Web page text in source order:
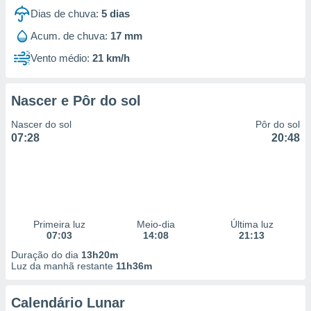
estudos
de
Dias de chuva: 5 dias
Acum. de chuva: 17 mm
Vento médio: 21 km/h
Nascer e Pôr do sol
Nascer do sol
07:28
Pôr do sol
20:48
Primeira luz
07:03
Meio-dia
14:08
Última luz
21:13
Duração do dia 13h20m
Luz da manhã restante 11h36m
Calendário Lunar